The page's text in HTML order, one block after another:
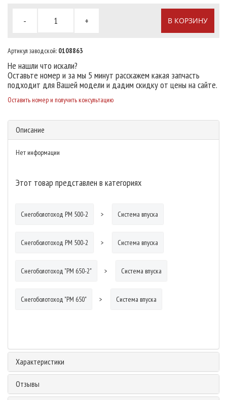
- + В КОРЗИНУ
Артикул заводской: 0108863
Не нашли что искали?
Оставьте номер и за мы 5 минут расскажем какая запчасть
подходит для Вашей модели и дадим скидку от цены на сайте.
Оставить номер и получить консультацию
Описание
Нет информации
Этот товар представлен в категориях
Снегоболотоход РМ 500-2 Система впуска
Снегоболотоход РМ 500-2 Система впуска
Снегоболотоход "РМ 650-2" Система впуска
Снегоболотоход "РМ 650" Система впуска
Характеристики
Отзывы